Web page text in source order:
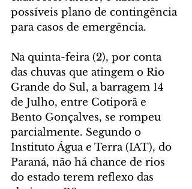
possíveis plano de contingência
para casos de emergência.
Na quinta-feira (2), por conta
das chuvas que atingem o Rio
Grande do Sul, a barragem 14
de Julho, entre Cotiporã e
Bento Gonçalves, se rompeu
parcialmente. Segundo o
Instituto Água e Terra (IAT), do
Paraná, não há chance de rios
do estado terem reflexo das